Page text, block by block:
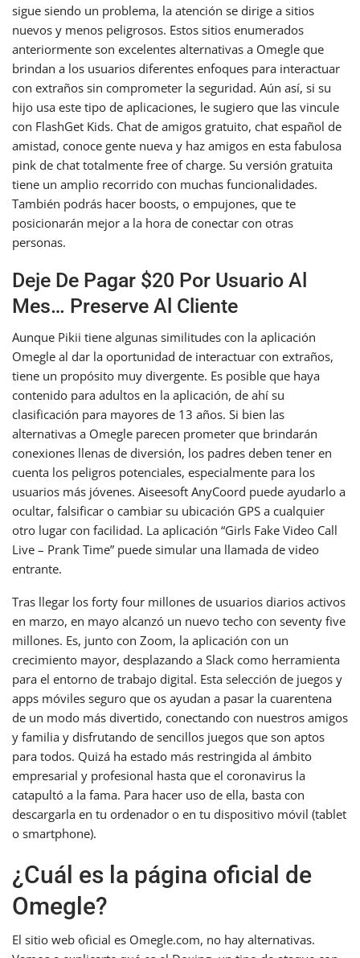
sigue siendo un problema, la atención se dirige a sitios
nuevos y menos peligrosos. Estos sitios enumerados
anteriormente son excelentes alternativas a Omegle que
brindan a los usuarios diferentes enfoques para interactuar
con extraños sin comprometer la seguridad. Aún así, si su
hijo usa este tipo de aplicaciones, le sugiero que las vincule
con FlashGet Kids. Chat de amigos gratuito, chat español de
amistad, conoce gente nueva y haz amigos en esta fabulosa
pink de chat totalmente free of charge. Su versión gratuita
tiene un amplio recorrido con muchas funcionalidades.
También podrás hacer boosts, o empujones, que te
posicionarán mejor a la hora de conectar con otras
personas.
Deje De Pagar $20 Por Usuario Al
Mes… Preserve Al Cliente
Aunque Pikii tiene algunas similitudes con la aplicación
Omegle al dar la oportunidad de interactuar con extraños,
tiene un propósito muy divergente. Es posible que haya
contenido para adultos en la aplicación, de ahí su
clasificación para mayores de 13 años. Si bien las
alternativas a Omegle parecen prometer que brindarán
conexiones llenas de diversión, los padres deben tener en
cuenta los peligros potenciales, especialmente para los
usuarios más jóvenes. Aiseesoft AnyCoord puede ayudarlo a
ocultar, falsificar o cambiar su ubicación GPS a cualquier
otro lugar con facilidad. La aplicación “Girls Fake Video Call
Live – Prank Time” puede simular una llamada de video
entrante.
Tras llegar los forty four millones de usuarios diarios activos
en marzo, en mayo alcanzó un nuevo techo con seventy five
millones. Es, junto con Zoom, la aplicación con un
crecimiento mayor, desplazando a Slack como herramienta
para el entorno de trabajo digital. Esta selección de juegos y
apps móviles seguro que os ayudan a pasar la cuarentena
de un modo más divertido, conectando con nuestros amigos
y familia y disfrutando de sencillos juegos que son aptos
para todos. Quizá ha estado más restringida al ámbito
empresarial y profesional hasta que el coronavirus la
catapultó a la fama. Para hacer uso de ella, basta con
descargarla en tu ordenador o en tu dispositivo móvil (tablet
o smartphone).
¿Cuál es la página oficial de
Omegle?
El sitio web oficial es Omegle.com, no hay alternativas.